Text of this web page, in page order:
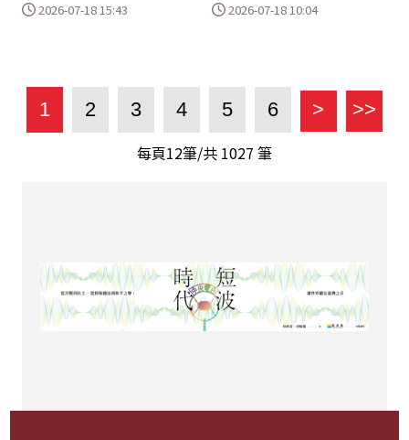
2026-07-18 15:43 2026-07-18 10:04
1 2 3 4 5 6 > >>
每頁12筆/共 1027 筆